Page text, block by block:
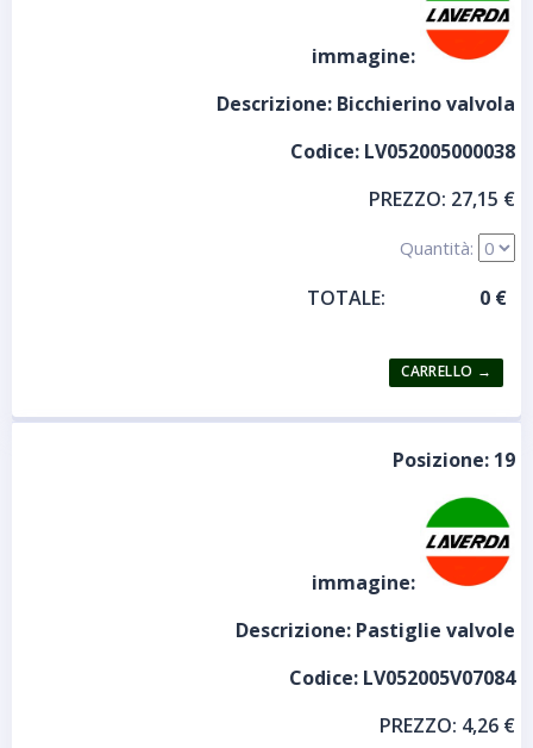
immagine:
Descrizione: Bicchierino valvola
Codice: LV052005000038
PREZZO: 27,15 €
Quantità:
TOTALE:
Posizione: 19
immagine:
Descrizione: Pastiglie valvole
Codice: LV052005V07084
PREZZO: 4,26 €